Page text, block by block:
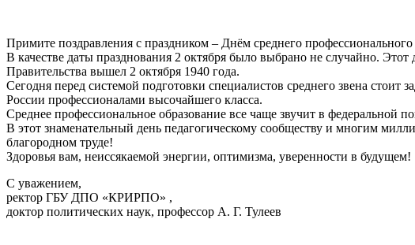
Примите поздравления с праздником – Днём среднего профессионального
В качестве даты празднования 2 октября было выбрано не случайно.
Правительства вышел 2 октября 1940 года.
Сегодня перед системой подготовки специалистов среднего звена стоит
России профессионалами высочайшего класса.
Среднее профессиональное образование все чаще звучит в федеральной
В этот знаменательный день педагогическому сообществу и многим
благородном труде!
Здоровья вам, неиссякаемой энергии, оптимизма, уверенности в будущем!
С уважением,
ректор ГБУ ДПО «КРИРПО» ,
доктор политических наук, профессор А. Г. Тулеев